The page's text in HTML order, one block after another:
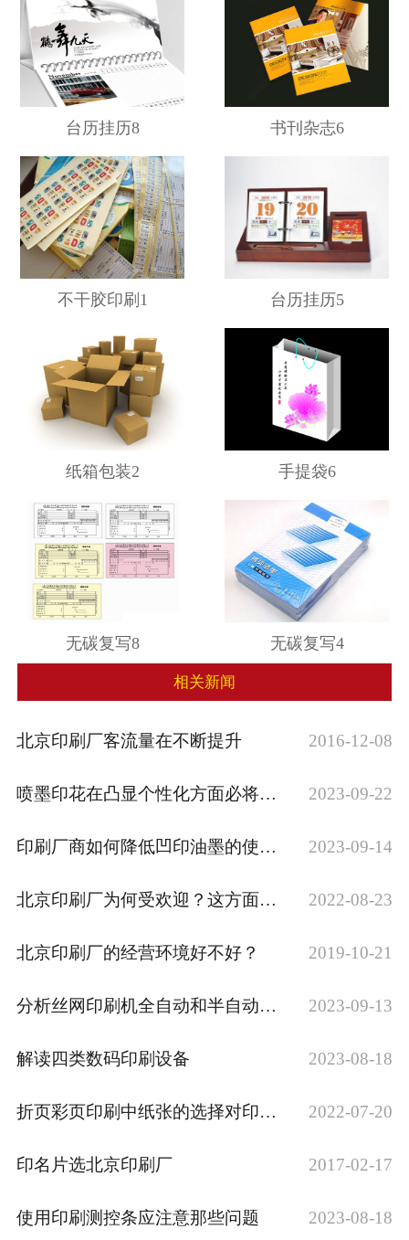
台历挂历8 书刊杂志6
不干胶印刷1 台历挂历5
纸箱包装2 手提袋6
无碳复写8 无碳复写4
相关新闻
北京印刷厂客流量在不断提升 2016-12-08
喷墨印花在凸显个性化方面必将大有作为 2023-09-22
印刷厂商如何降低凹印油墨的使用成本 2023-09-14
北京印刷厂为何受欢迎？这方面做得好 2022-08-23
北京印刷厂的经营环境好不好？ 2019-10-21
分析丝网印刷机全自动和半自动的异同点 2023-09-13
解读四类数码印刷设备 2023-08-18
折页彩页印刷中纸张的选择对印刷成品有很大··· 2022-07-20
印名片选北京印刷厂 2017-02-17
使用印刷测控条应注意那些问题 2023-08-18